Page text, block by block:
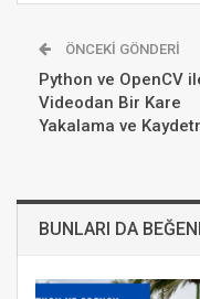
ÖNCEKI GÖNDERI
Python ve OpenCV
Videodan Bir Kare
Yakalama ve
BUNLARI DA